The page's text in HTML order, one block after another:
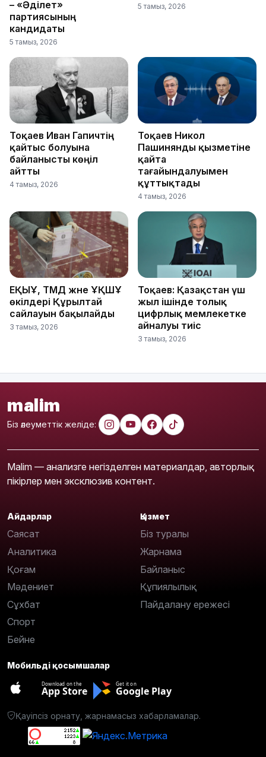
– «Әділет»
партиясының
кандидаты
5 тамыз, 2026
5 тамыз, 2026
Тоқаев Иван Гапичтің
қайтыс болуына
байланысты көңіл
айтты
4 тамыз, 2026
Тоқаев Никол
Пашинянды қызметіне
қайта
тағайындалуымен
құттықтады
4 тамыз, 2026
ЕҚЫҰ, ТМД және ҰҚШҰ
өкілдері Құрылтай
сайлауын бақылайды
3 тамыз, 2026
Тоқаев: Қазақстан үш
жыл ішінде толық
цифрлық мемлекетке
айналуы тиіс
3 тамыз, 2026
malim
Біз әлеуметтік желіде:
Malim — анализге негізделген материалдар, авторлық
пікірлер мен эксклюзив контент.
Айдарлар
Саясат
Аналитика
Қоғам
Мәдениет
Сұхбат
Спорт
Бейне
Қызмет
Біз туралы
Жарнама
Байланыс
Құпиялылық
Пайдалану ережесі
Мобильді қосымшалар
Download on the
App Store
Get it on
Google Play
Қауіпсіз орнату, жарнамасыз хабарламалар.